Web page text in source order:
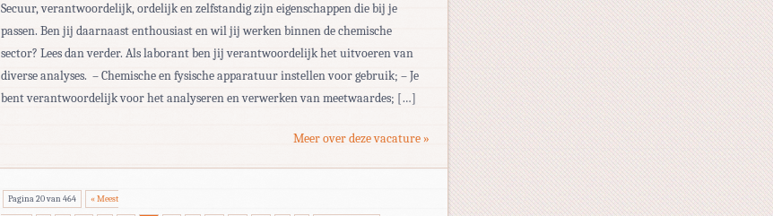
Secuur, verantwoordelijk, ordelijk en zelfstandig zijn eigenschappen die bij je
passen. Ben jij daarnaast enthousiast en wil jij werken binnen de chemische
sector? Lees dan verder. Als laborant ben jij verantwoordelijk het uitvoeren van
diverse analyses. – Chemische en fysische apparatuur instellen voor gebruik; – Je
bent verantwoordelijk voor het analyseren en verwerken van meetwaardes; […]
Meer over deze vacature »
Pagina 20 van 464 « Meest